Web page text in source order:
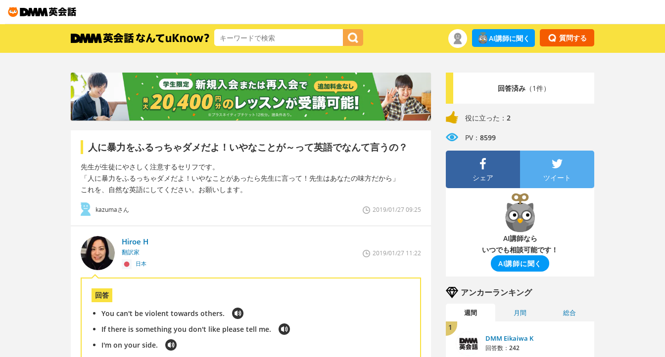
質問する
AI講師に聞く
人に暴力をふるっちゃダメだよ！いやなことが～って英語でなんて言うの？
先生が生徒にやさしく注意するセリフです。
「人に暴力をふるっちゃダメだよ！いやなことがあったら先生に言って！先生はあなたの味方だから」
これを、自然な英語にしてください。お願いします。
kazumaさん 2019/01/27 09:25
Hiroe H
翻訳家
日本
2019/01/27 11:22
回答
You can't be violent towards others.
If there is something you don't like please tell me.
I'm on your side.
回答済み（1件）
役に立った： 2
PV： 8599
シェア ツイート
AI講師なら
いつでも相談可能です！
AI講師に聞く
アンカーランキング
週間 月間 総合
1
DMM Eikaiwa K
回答数： 242